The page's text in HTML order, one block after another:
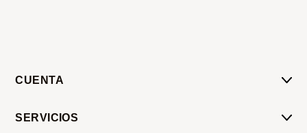
CUENTA
SERVICIOS